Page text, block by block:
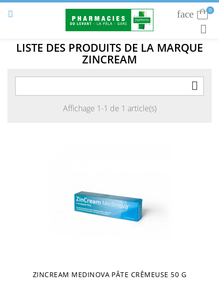
 0
faceConnexion

LISTE DES PRODUITS DE LA MARQUE
ZINCREAM

Affichage 1-1 de 1 article(s)
ZINCREAM MEDINOVA PÂTE CRÊMEUSE 50 G